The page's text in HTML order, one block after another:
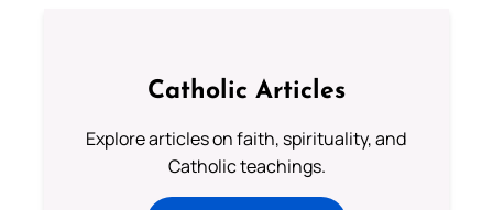
Catholic Articles
Explore articles on faith, spirituality, and
Catholic teachings.